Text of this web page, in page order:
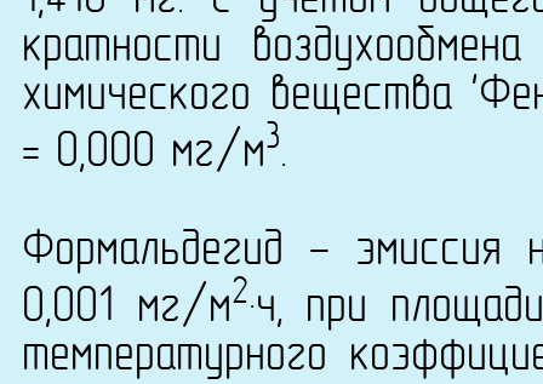
кратности
химического вещества
= 0,000 мг/м3.
Формальдегид - эмиссия
0,001 мг/м2·ч, при
температурного